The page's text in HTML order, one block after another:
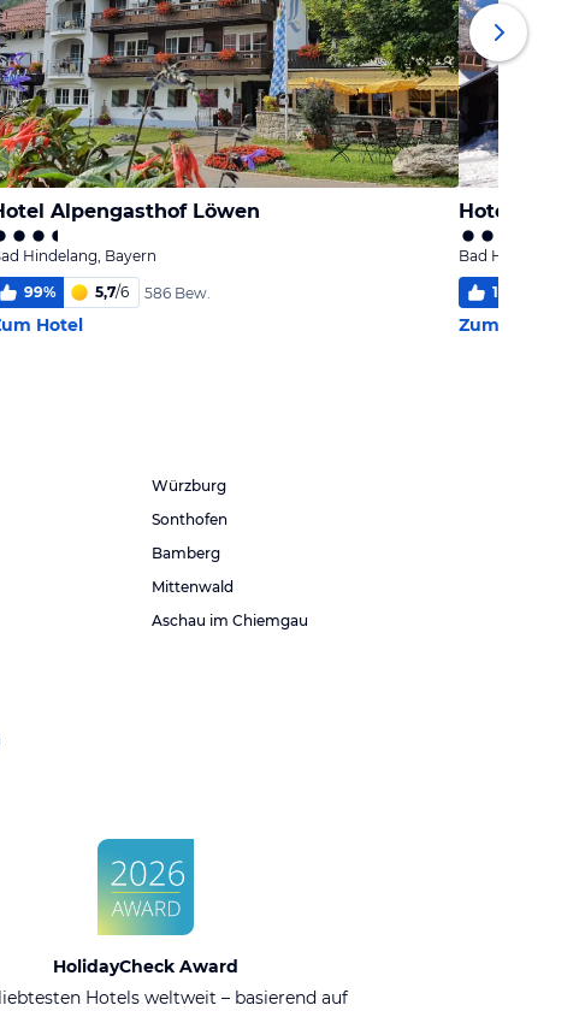
Alpengasthof Löwen
Hindelang, Bayern
99% 5,7/6 586 Bew.
Hotel
Hotel Garni
Bad Hindelang,
100
Zum Hotel
Würzburg
Sonthofen
Bamberg
Mittenwald
Aschau im Chiemgau
HolidayCheck Award
Hotels weltweit – basierend auf